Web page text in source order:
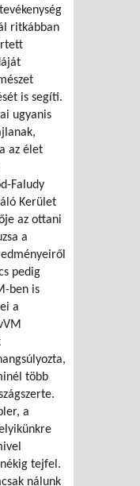
ritkábban
is segíti.
ugyanis
az élet
Faludy
Kerület
az ottani
a
pedig
ben is
a
több
a
tejfel.
nálunk